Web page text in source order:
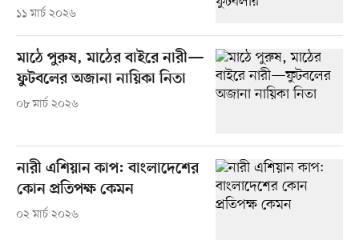
১১ মার্চ ২০২৬
মাঠে পুরুষ, মাঠের বাইরে নারী—
ফুটবলের অজানা নায়িকা নিতা
০৮ মার্চ ২০২৬
নারী এশিয়ান কাপ: বাংলাদেশের
কোন প্রতিপক্ষ কেমন
০২ মার্চ ২০২৬